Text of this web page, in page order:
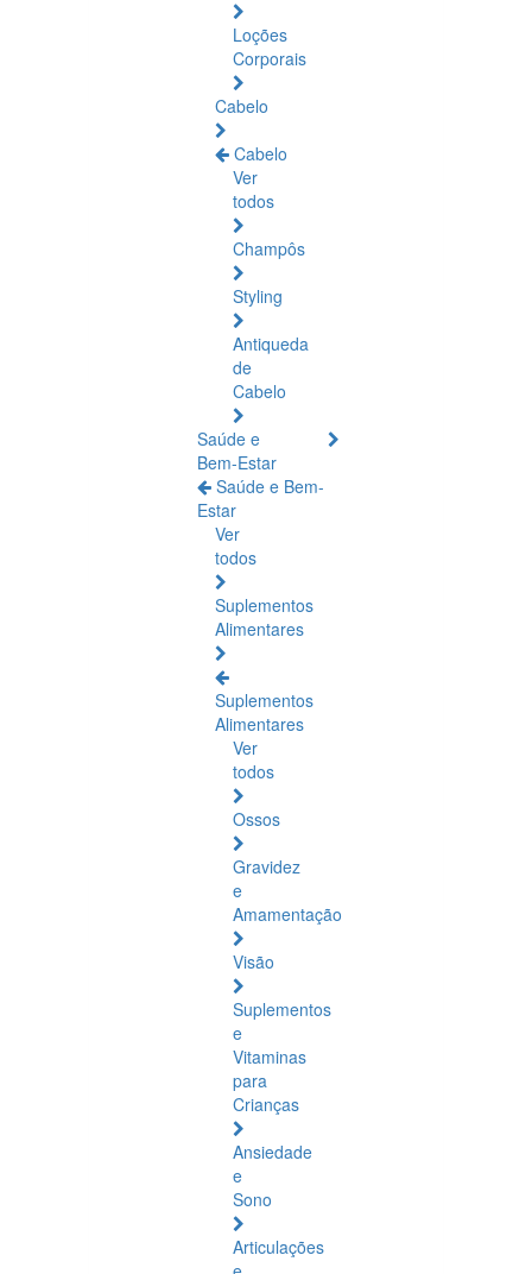
Loções
Corporais
Cabelo
Cabelo
Ver
todos
Champôs
Styling
Antiqueda
de
Cabelo
Saúde e
Bem-Estar
Saúde e Bem-
Estar
Ver
todos
Suplementos
Alimentares
Suplementos
Alimentares
Ver
todos
Ossos
Gravidez
e
Amamentação
Visão
Suplementos
e
Vitaminas
para
Crianças
Ansiedade
e
Sono
Articulações